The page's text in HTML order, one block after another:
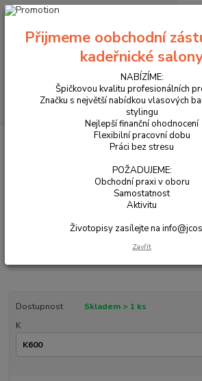
VŠECHNY PRODUKTY PARFÉM
PARFÉM DÁMSKÝ
Dostupnost
Skladem > 1 ks
K
Přijmeme oobchodní
kadeřnické
NABÍZÍME:
Špičkovou kvalitu profesionálních
Značku s největší nabídkou vlasových
stylingu
Nejlepší finanční ohodnocení
Flexibilní pracovní dobu
Práci bez stresu
POŽADUJEME:
Obchodní praxi v oboru
Samostatnost
Aktivitu
Životopisy zasílejte na
Zavřít